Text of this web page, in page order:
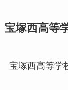
宝塚西高等
宝塚西高等学